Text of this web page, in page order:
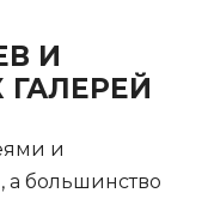
И
и
а большинство